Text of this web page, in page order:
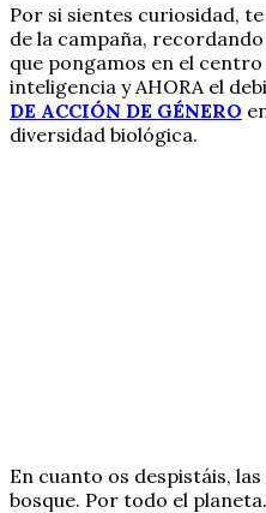
Por si sientes curiosidad,
de la campaña,
que pongamos en el
inteligencia y AHORA el
DE ACCIÓN DE GÉNERO
diversidad biológica.
En cuanto os despistáis,
bosque. Por todo el